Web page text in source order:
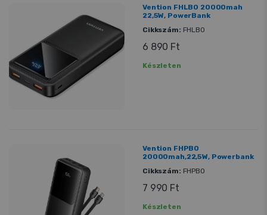
Vention FHLB0 20000mah
22,5W, PowerBank
Cikkszám: FHLB0
6 890 Ft
Készleten
Vention FHPB0
20000mah,22,5W, Powerbank
Cikkszám: FHPB0
7 990 Ft
Készleten